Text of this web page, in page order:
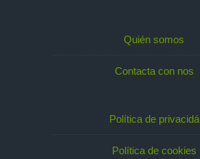
Quién somos
Contacta con nos
Política de privacidá
Política de cookies